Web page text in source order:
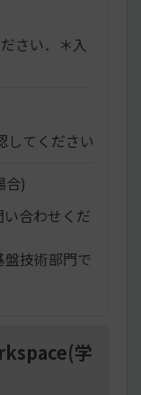
さい． ＊入
してください
合)
い合わせくだ
技術部門で
学